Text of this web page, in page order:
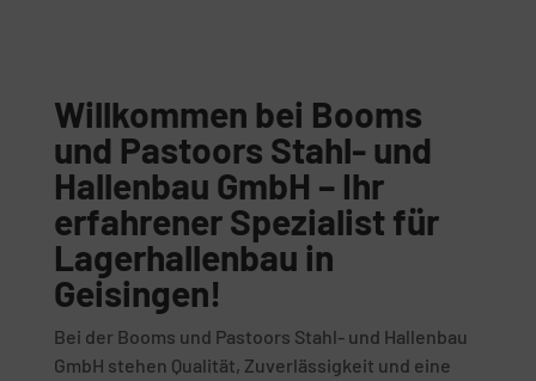
Willkommen bei Booms
und Pastoors Stahl- und
Hallenbau GmbH – Ihr
erfahrener Spezialist für
Lagerhallenbau in
Geisingen!
Bei der Booms und Pastoors Stahl- und Hallenbau
GmbH stehen Qualität, Zuverlässigkeit und eine